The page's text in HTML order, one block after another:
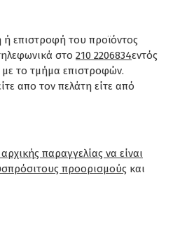
ή επιστροφή του προϊόντος
στο 210 2206834εντός
το τμήμα επιστροφών.
απο τον πελάτη είτε από
παραγγελίας να είναι
προορισμούς και